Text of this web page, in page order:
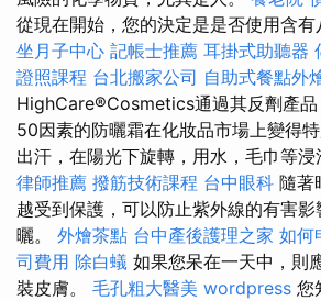
從現在開始，您的決定是是否使用含有
坐月子中心 記帳士推薦 耳掛式助聽器
證照課程 台北搬家公司 自助式餐點外
HighCare®Cosmetics通過其反劑產品
50因素的防曬霜在化妝品市場上變得
出汗，在陽光下旋轉，用水，毛巾等浸
律師推薦 撥筋技術課程 台中眼科 隨著
越受到保護，可以防止紫外線的有害
曬。 外燴茶點 台中產後護理之家 如何
司費用 除白蟻 如果您呆在一天中，則
裝皮膚。 毛孔粗大醫美 wordpress 您